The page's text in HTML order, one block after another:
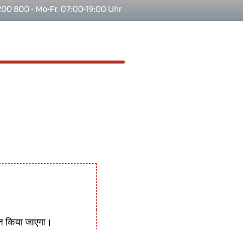
800 - Mo-Fr. 07:00-19:00 Uhr
किया जाएगा।